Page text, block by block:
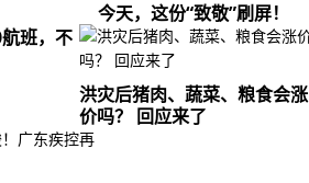
班，不
今天，这份“致敬”刷屏！
洪灾后猪肉、蔬菜、粮食会涨
价吗？ 回应来了